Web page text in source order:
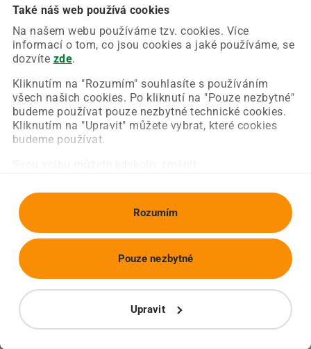
Také náš web používá cookies
Na našem webu používáme tzv. cookies. Více
informací o tom, co jsou cookies a jaké používáme, se
dozvíte zde.
Kliknutím na "Rozumím" souhlasíte s používáním
všech našich cookies. Po kliknutí na "Pouze nezbytné"
budeme používat pouze nezbytné technické cookies.
Kliknutím na "Upravit" můžete vybrat, které cookies
budeme používat.
Rozumím
Upravit
Pouze nezbytné
Chyba nastala na naší straně a už ji opravujeme.
Zkuste prosím znovu načíst požadovanou stránku.
Obnovit stránku Úvodní strana